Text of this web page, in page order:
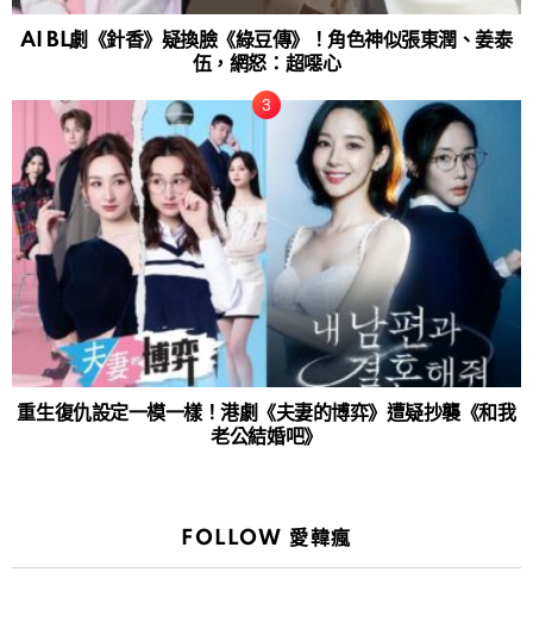
AI BL劇《針香》疑換臉《綠豆傳》！角色神似張東潤、姜泰
伍，網怒：超噁心
重生復仇設定一模一樣！港劇《夫妻的博弈》遭疑抄襲《和我
老公結婚吧》
FOLLOW 愛韓瘋